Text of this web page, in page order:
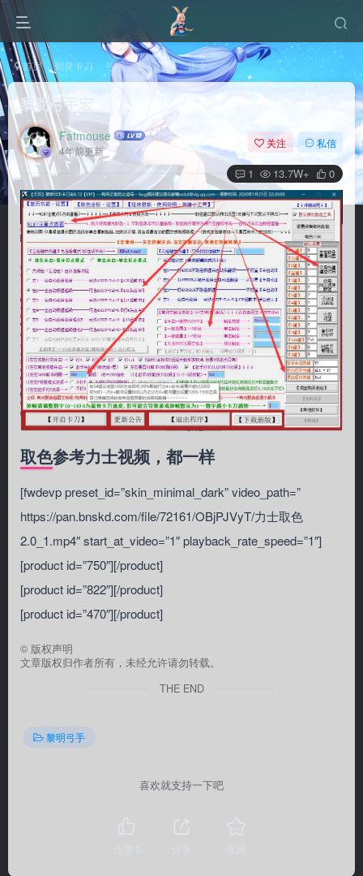
首页 剑灵卡刀 弓手 黎明弓手 正文
黎明弓手宏
Fatmouse
4年前更新
关注 私信
1 13.7W+ 0
取色参考力士视频，都一样
[fwdevp preset_id=”skin_minimal_dark” video_path=”
https://pan.bnskd.com/file/72161/OBjPJVyT/力士取色
2.0_1.mp4″ start_at_video=”1″ playback_rate_speed=”1″]
[product id=”750″][/product]
[product id=”822″][/product]
[product id=”470″][/product]
© 版权声明
文章版权归作者所有，未经允许请勿转载。
THE END
黎明弓手
喜欢就支持一下吧